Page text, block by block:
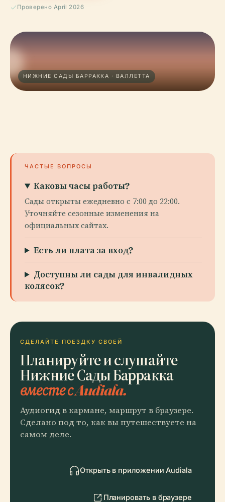
Проверено April 2026
НИЖНИЕ САДЫ БАРРАККА · ВАЛЛЕТТА
ЧАСТЫЕ ВОПРОСЫ
Каковы часы работы?
Сады открыты ежедневно с 7:00 до 22:00.
Уточняйте сезонные изменения на
официальных сайтах.
Есть ли плата за вход?
Доступны ли сады для инвалидных
колясок?
СДЕЛАЙТЕ ПОЕЗДКУ СВОЕЙ
Планируйте и слушайте
Нижние Сады Барракка
вместе с Audiala.
Аудиогид в кармане, маршрут в браузере.
Сделано под то, как вы путешествуете на
самом деле.
Открыть в приложении Audiala
Планировать в браузере